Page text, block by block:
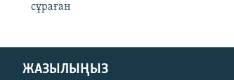
сұраған
ЖАЗЫЛЫҢЫЗ